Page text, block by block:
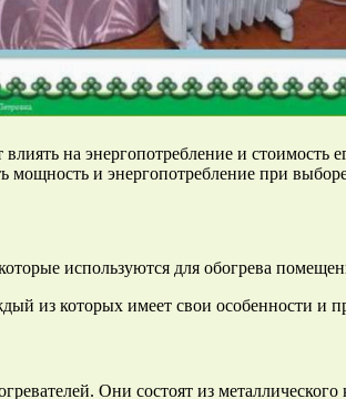
на энергопотребление и
мощность и энергопотребление при
используются для обогрева
из которых имеет свои особенности
Они состоят из